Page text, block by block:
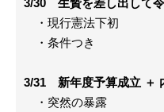
3/30 生贄を差し出して
・現行憲法下初
・条件つき
3/31 新年度予算成立 ＋
・突然の暴露